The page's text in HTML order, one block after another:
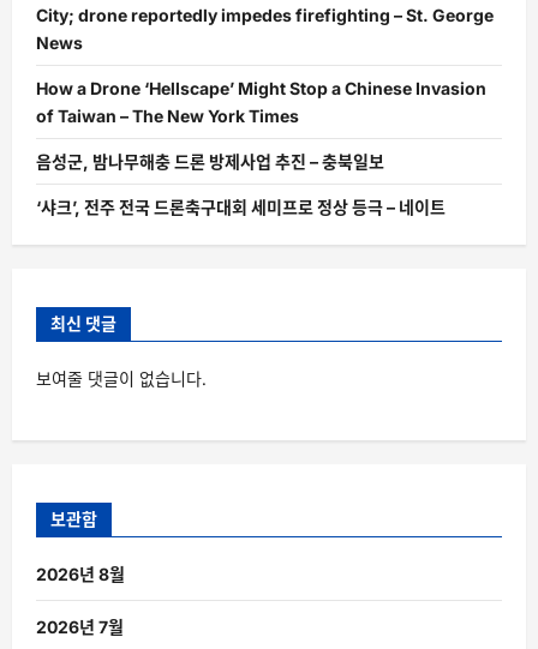
City; drone reportedly impedes firefighting – St. George
News
How a Drone ‘Hellscape’ Might Stop a Chinese Invasion
of Taiwan – The New York Times
음성군, 밤나무해충 드론 방제사업 추진 – 충북일보
‘샤크’, 전주 전국 드론축구대회 세미프로 정상 등극 – 네이트
최신 댓글
보여줄 댓글이 없습니다.
보관함
2026년 8월
2026년 7월